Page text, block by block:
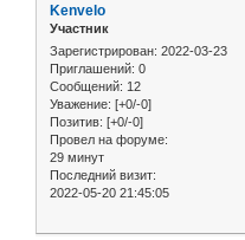
Kenvelo
Участник
Зарегистрирован: 2022-03-23
Приглашений: 0
Сообщений: 12
Уважение: [+0/-0]
Позитив: [+0/-0]
Провел на форуме:
29 минут
Последний визит:
2022-05-20 21:45:05